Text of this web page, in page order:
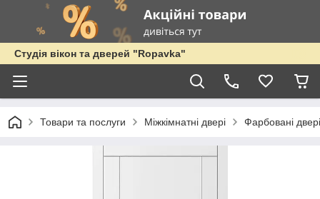
Студія вікон та дверей "Ropavka"
Товари та послуги Міжкімнатні двері Фарбовані двері